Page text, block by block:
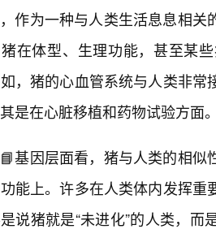
作为一种与人类生活息息相关
在体型、生理功能，甚至某
，猪的心血管系统与人类非
是在心脏移植和药物试验方面
基因层面看，猪与人类的相
能上。许多在人类体内发挥
说猪就是“未进化”的人类，